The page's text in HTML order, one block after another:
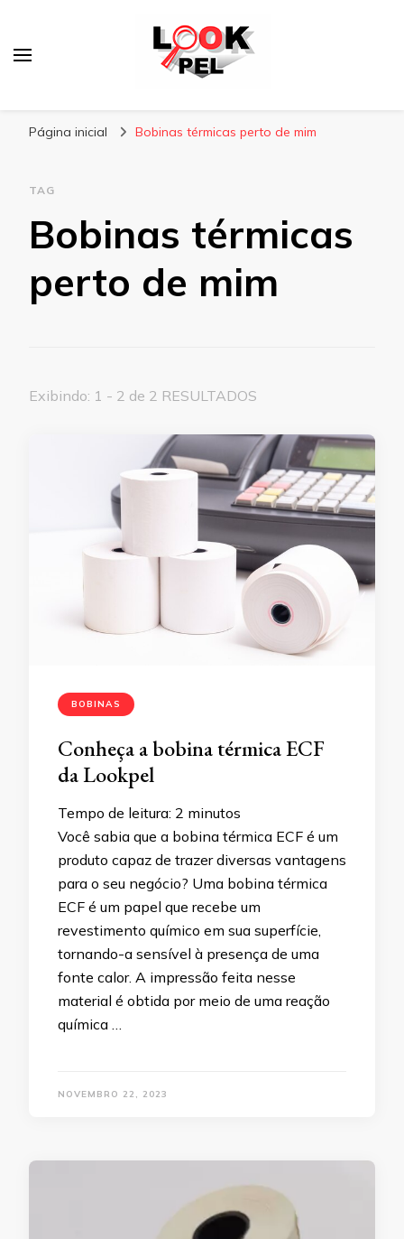
Página inicial Bobinas térmicas perto de mim
TAG
Bobinas térmicas
perto de mim
Exibindo: 1 - 2 de 2 RESULTADOS
BOBINAS
Conheça a bobina térmica ECF
da Lookpel
Tempo de leitura: 2 minutos
Você sabia que a bobina térmica ECF é um
produto capaz de trazer diversas vantagens
para o seu negócio? Uma bobina térmica
ECF é um papel que recebe um
revestimento químico em sua superfície,
tornando-a sensível à presença de uma
fonte calor. A impressão feita nesse
material é obtida por meio de uma reação
química …
NOVEMBRO 22, 2023